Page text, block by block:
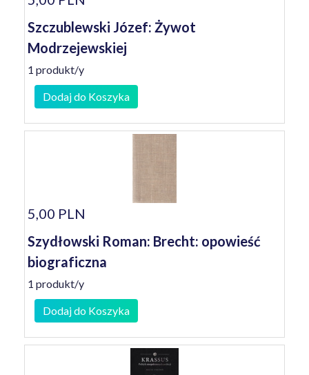
Szczublewski Józef: Żywot
Modrzejewskiej
1 produkt/y
Dodaj do Koszyka
5,00 PLN
Szydłowski Roman: Brecht: opowieść
biograficzna
1 produkt/y
Dodaj do Koszyka